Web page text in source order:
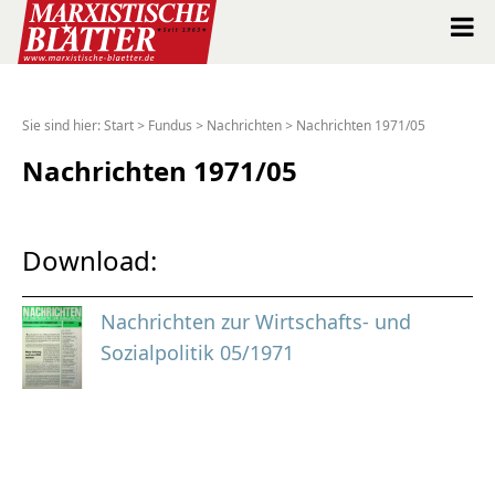
Shop
Abo
Spenden
Sie sind hier:Start > Fundus > Nachrichten > Nachrichten 1971/05
Nachrichten 1971/05
Download:
Nachrichten zur Wirtschafts- und
Sozialpolitik 05/1971